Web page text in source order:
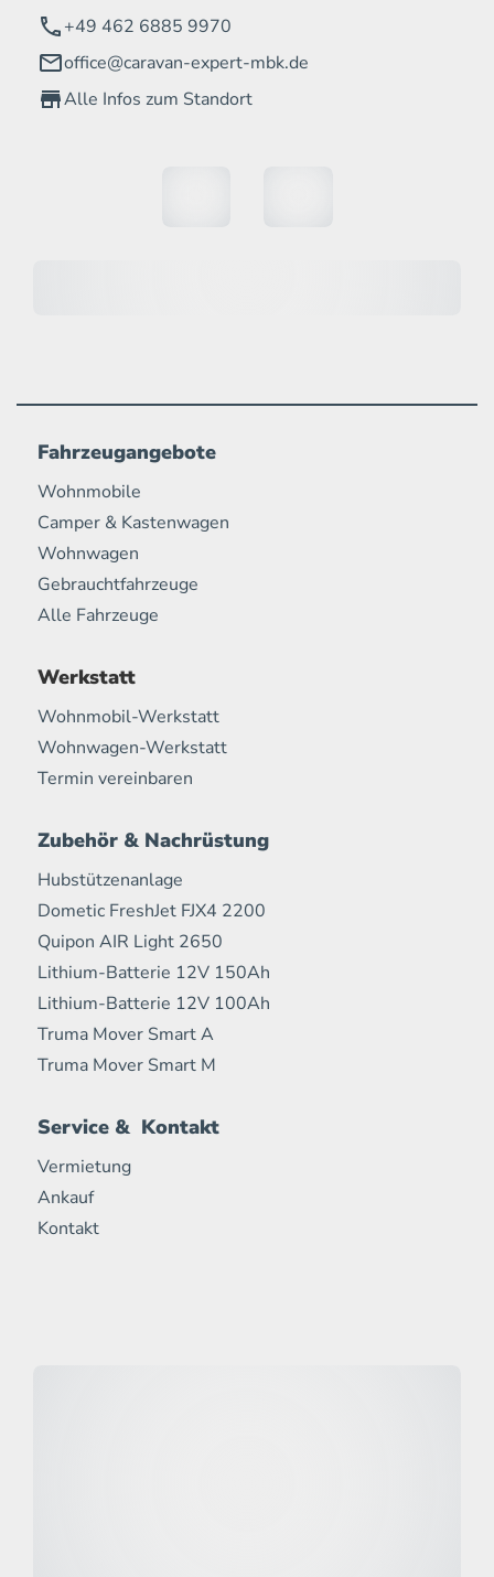
+49 462 6885 9970
office@caravan-expert-mbk.de
Alle Infos zum Standort
Fahrzeugangebote
Wohnmobile
Camper & Kastenwagen
Wohnwagen
Gebrauchtfahrzeuge
Alle Fahrzeuge
Werkstatt
Wohnmobil-Werkstatt
Wohnwagen-Werkstatt
Termin vereinbaren
Zubehör & Nachrüstung
Hubstützenanlage
Dometic FreshJet FJX4 2200
Quipon AIR Light 2650
Lithium-Batterie 12V 150Ah
Lithium-Batterie 12V 100Ah
Truma Mover Smart A
Truma Mover Smart M
Service & Kontakt
Vermietung
Ankauf
Kontakt